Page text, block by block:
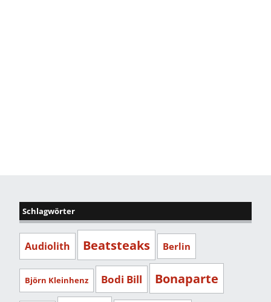
Schlagwörter
Audiolith Beatsteaks Berlin
Björn Kleinhenz Bodi Bill Bonaparte